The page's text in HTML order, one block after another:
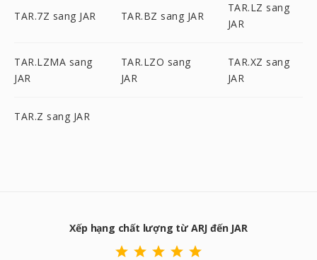
TAR.7Z sang JAR TAR.BZ sang JAR
TAR.LZ sang
JAR
TAR.LZMA sang
JAR
TAR.LZO sang
JAR
TAR.XZ sang
JAR
TAR.Z sang JAR
Xếp hạng chất lượng từ ARJ đến JAR